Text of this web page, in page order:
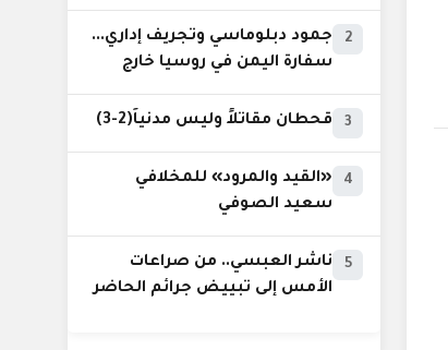
2
جمود دبلوماسي وتجريف إداري...
سفارة اليمن في روسيا خارج
3 قحطان مقاتلاً وليس مدنياً(2-3)
4
«القيد والمرود» للمخلافي
سعيد الصوفي
5
ناشر العبسي.. من صراعات
الأمس إلى تبييض جرائم الحاضر